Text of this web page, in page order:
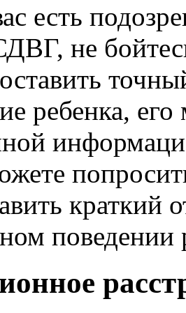
есть
не
ребенка,
краткий
поведении